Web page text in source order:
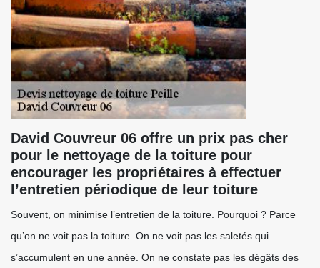
David Couvreur 06 offre un prix pas cher
pour le nettoyage de la toiture pour
encourager les propriétaires à effectuer
l’entretien périodique de leur toiture
Souvent, on minimise l’entretien de la toiture. Pourquoi ? Parce
qu’on ne voit pas la toiture. On ne voit pas les saletés qui
s’accumulent en une année. On ne constate pas les dégâts des